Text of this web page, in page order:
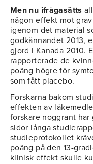
Men nu ifrågasätts
någon effekt mot
igenom det material
godkännandet 2013,
gjord i Kanada 2010.
rapporterade de
poäng högre för
som fått placebo.
Forskarna bakom
effekten av
forskare noggrant
sidor långa
studieprotokollet
poäng på den 13-
klinisk effekt skulle